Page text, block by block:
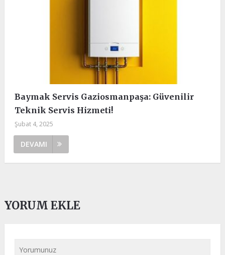
Baymak Servis Gaziosmanpaşa: Güvenilir
Teknik Servis Hizmeti!
Şubat 4, 2025
DEVAMI
YORUM EKLE